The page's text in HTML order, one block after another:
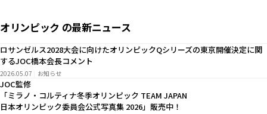
オリンピック の最新ニュース
ロサンゼルス2028大会に向けたオリンピックQシリーズの東京開催決定に関
するJOC橋本会長コメント
2026.05.07 お知らせ
JOC監修
「ミラノ・コルティナ冬季オリンピック TEAM JAPAN
日本オリンピック委員会公式写真集 2026」販売中！